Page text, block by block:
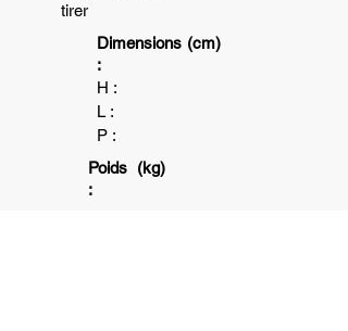
tirer
Dimensions (cm)
:
H :
L :
P :
Poids (kg)
: